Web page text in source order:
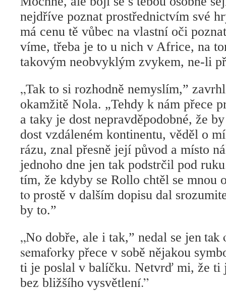
nejdříve poznat prostřednictvím své
má cenu tě vůbec na vlastní oči poznat
víme, třeba je to u nich v Africe, na
takovým neobvyklým zvykem, ne-li
„Tak to si rozhodně nemyslím,”
okamžitě Nola. „Tehdy k nám přece
a taky je dost nepravděpodobné, že
dost vzdáleném kontinentu, věděl o
rázu, znal přesně její původ a místo
jednoho dne jen tak podstrčil pod
tím, že kdyby se Rollo chtěl se mnou
to prostě v dalším dopisu dal
by to.”
„No dobře, ale i tak,” nedal se jen tak
semaforky přece v sobě nějakou
ti je poslal v balíčku. Netvrď mi, že ti
bez bližšího vysvětlení.”